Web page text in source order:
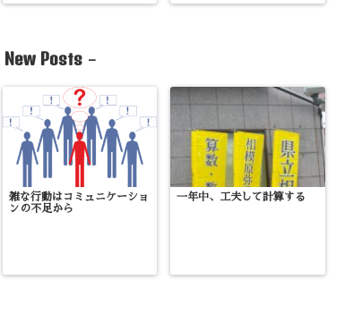
New Posts -
雑な行動はコミュニケーショ
ンの不足から
一年中、工夫して計算する